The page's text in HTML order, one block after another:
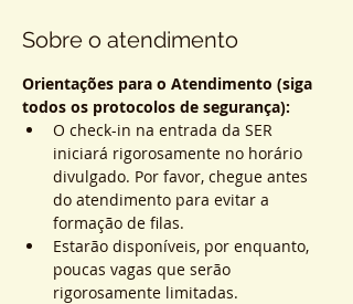
Sobre o atendimento
Orientações para o Atendimento (siga
todos os protocolos de segurança):
O check-in na entrada da SER
iniciará rigorosamente no horário
divulgado. Por favor, chegue antes
do atendimento para evitar a
formação de filas.
Estarão disponíveis, por enquanto,
poucas vagas que serão
rigorosamente limitadas.